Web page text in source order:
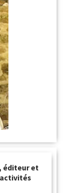
éditeur et